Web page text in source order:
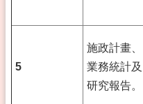
5
施政計畫、
業務統計及
研究報告。